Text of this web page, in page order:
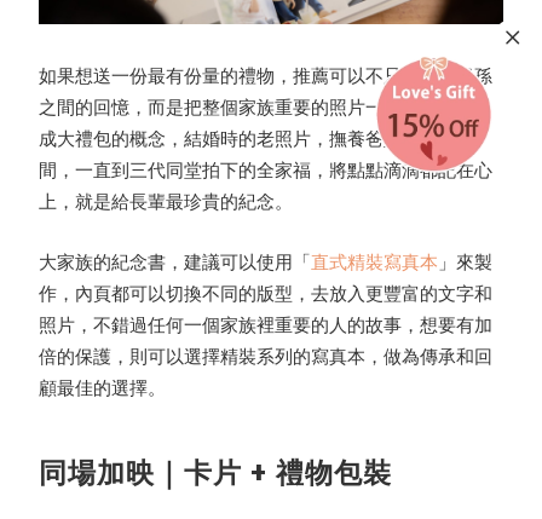
如果想送一份最有份量的禮物，推薦可以不只是挑選祖孫
之間的回憶，而是把整個家族重要的照片一起紀錄，打造
成大禮包的概念，結婚時的老照片，撫養爸媽成長的瞬
間，一直到三代同堂拍下的全家福，將點點滴滴都記在心
上，就是給長輩最珍貴的紀念。
大家族的紀念書，建議可以使用「直式精裝寫真本 」來製
作，內頁都可以切換不同的版型，去放入更豐富的文字和
照片，不錯過任何一個家族裡重要的人的故事，想要有加
倍的保護，則可以選擇精裝系列的寫真本，做為傳承和回
顧最佳的選擇。
同場加映｜卡片 + 禮物包裝